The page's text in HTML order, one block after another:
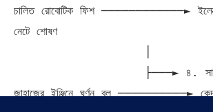
চালিত রোবোটিক ফিশ ────────────►
নেটে শোষণ
জাহাজের ইঞ্জিনে ঘূর্ণন বল ──────────►